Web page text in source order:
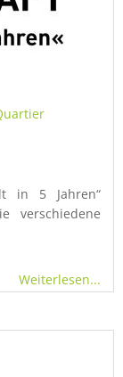
in 5 Jahren“
verschiedene
Weiterlesen...